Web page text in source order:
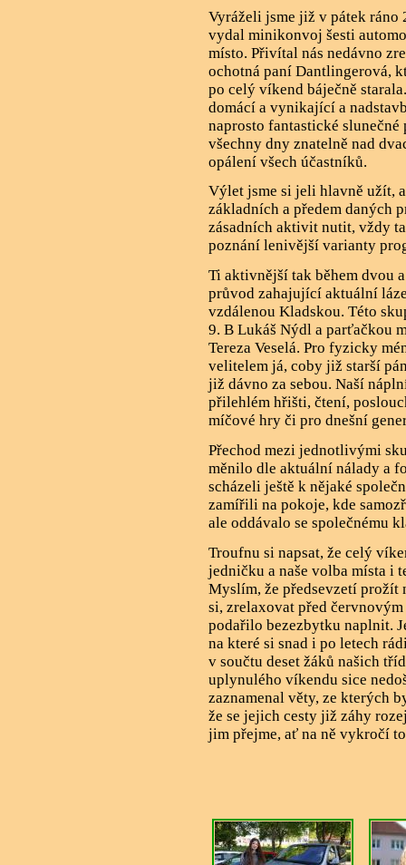
Vyráželi jsme již v pátek ráno
vydal minikonvoj šesti
místo. Přivítal nás nedávno
ochotná paní Dantlingerová,
po celý víkend báječně
domácí a vynikající a
naprosto fantastické
všechny dny znatelně nad
opálení všech účastníků.
Výlet jsme si jeli hlavně užít,
základních a předem daných
zásadních aktivit nutit, vždy
poznání lenivější varianty
Ti aktivnější tak během dvou
průvod zahajující aktuální
vzdálenou Kladskou. Této
9. B Lukáš Nýdl a parťačkou
Tereza Veselá. Pro fyzicky
velitelem já, coby již starší
již dávno za sebou. Naší
přilehlém hřišti, čtení,
míčové hry či pro dnešní
Přechod mezi jednotlivými
měnilo dle aktuální nálady a
scházeli ještě k nějaké
zamířili na pokoje, kde
ale oddávalo se společnému
Troufnu si napsat, že celý
jedničku a naše volba místa i
Myslím, že předsevzetí prožít
si, zrelaxovat před
podařilo bezezbytku naplnit.
na které si snad i po letech
v součtu deset žáků našich
uplynulého víkendu sice
zaznamenal věty, ze kterých
že se jejich cesty již záhy
jim přejme, ať na ně vykročí